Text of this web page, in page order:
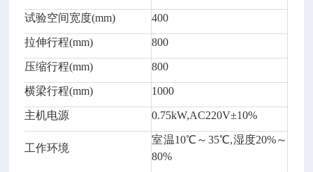
试验空间宽度(mm) 400
拉伸行程(mm) 800
压缩行程(mm) 800
横梁行程(mm) 1000
主机电源 0.75kW,AC220V±10%
工作环境
室温10℃～35℃,湿度20%～
80%